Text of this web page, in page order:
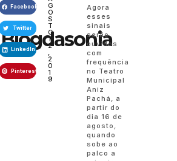
Blogdasonia
Facebook
Twitter
LinkedIn
Pinterest
G
O
S
T
O
1
2
2
0
1
9
Agora
esses
sinais
serão
ouvidos
com
frequência
no Teatro
Municipal
Aniz
Pachá, a
partir do
dia 16 de
agosto,
quando
sobe ao
palco a